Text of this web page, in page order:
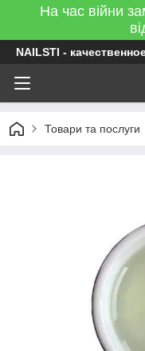
На час війни
NAILSTI -
Товари та послуги